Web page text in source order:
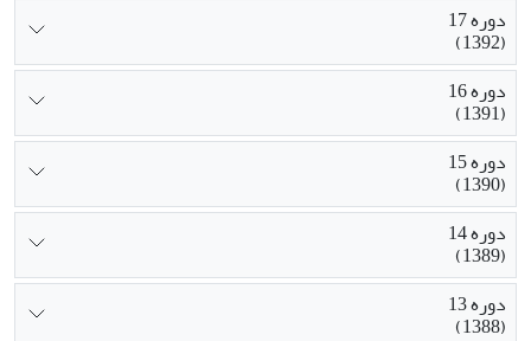
دوره 17
(1392)
دوره 16
(1391)
دوره 15
(1390)
دوره 14
(1389)
دوره 13
(1388)